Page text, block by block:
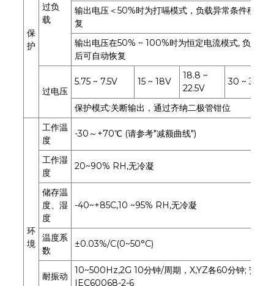
保
护
过负
载
输出电压＜50%时为打嗝模式，负载异常条件移除
复
输出电压在50% ~ 100%时为恒定电流模式, 负载异
后可自动恢复
过电压
5.75 ~ 7.5V 15 ~ 18V
18.8 ~
22.5V
30 ~ 36V
保护模式:关断输出，通过齐纳二极管钳位
环
境
工作温
度
-30～+70℃ (请参考"减额曲线")
工作湿
度
20~90% RH,无冷凝
储存温
度、湿
度
-40~+85C,10 ~95% RH,无冷凝
温度系
数
±0.03%/C(0~50°C)
耐振动
10~500Hz,2G 10分钟/周期，X,YZ各60分钟; 安装:
IEC60068-2-6